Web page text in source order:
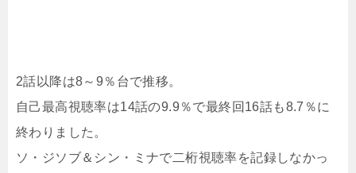
2話以降は8～9％台で推移。
自己最高視聴率は14話の9.9％で最終回16話も8.7％に
終わりました。
ソ・ジソブ＆シン・ミナで二桁視聴率を記録しなかっ